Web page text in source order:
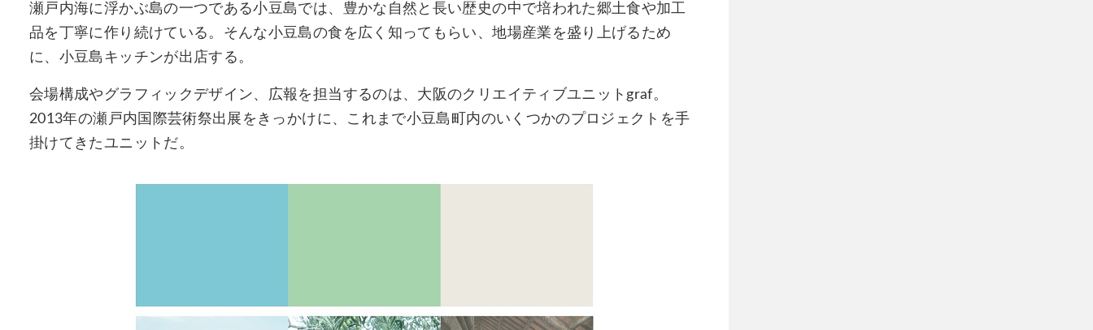
瀬戸内海に浮かぶ島の一つである小豆島では、豊かな自然と長い歴史の中で培われた郷土食や加工
品を丁寧に作り続けている。そんな小豆島の食を広く知ってもらい、地場産業を盛り上げるため
に、小豆島キッチンが出店する。
会場構成やグラフィックデザイン、広報を担当するのは、大阪のクリエイティブユニットgraf。
2013年の瀬戸内国際芸術祭出展をきっかけに、これまで小豆島町内のいくつかのプロジェクトを手
掛けてきたユニットだ。